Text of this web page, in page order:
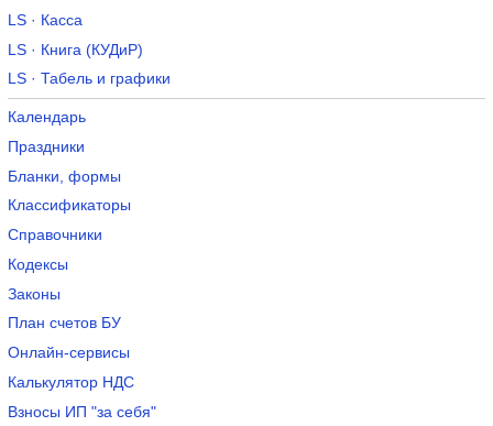
LS · Касса
LS · Книга (КУДиР)
LS · Табель и графики
Календарь
Праздники
Бланки, формы
Классификаторы
Справочники
Кодексы
Законы
План счетов БУ
Онлайн-сервисы
Калькулятор НДС
Взносы ИП "за себя"